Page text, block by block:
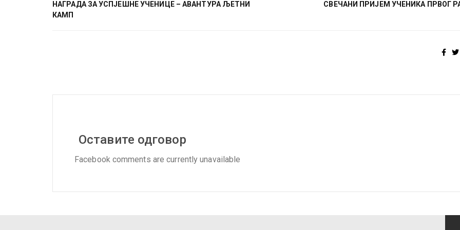
НАГРАДА ЗА УСПЈЕШНЕ УЧЕНИЦЕ – АВАНТУРА ЉЕТНИ
КАМП
СВЕЧАНИ ПРИЈЕМ УЧЕНИКА ПРВОГ
Оставите одговор
Facebook comments are currently unavailable